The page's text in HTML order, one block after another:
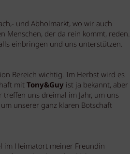
und Abholmarkt, wo wir auch
Menschen, der da rein kommt, reden.
einbringen und uns unterstützen.
Bereich wichtig. Im Herbst wird es
mitTony&Guy ist ja bekannt, aber
uns dreimal im Jahr, um uns
unserer ganz klaren Botschaft
Heimatort meiner Freundin